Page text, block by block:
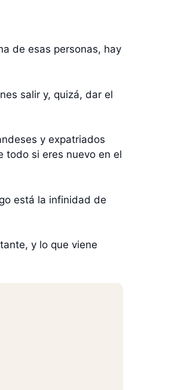
de esas personas, hay
salir y, quizá, dar el
y expatriados
todo si eres nuevo en el
está la infinidad de
y lo que viene